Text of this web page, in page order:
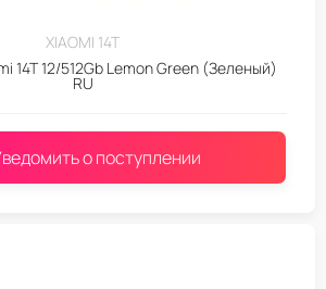
XIAOMI 14T
14T 12/512Gb Lemon Green (Зеленый)
RU
о поступлении